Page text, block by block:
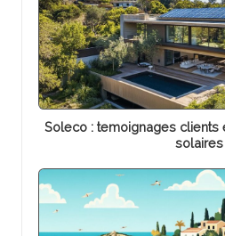
Soleco : temoignages clients
solaires